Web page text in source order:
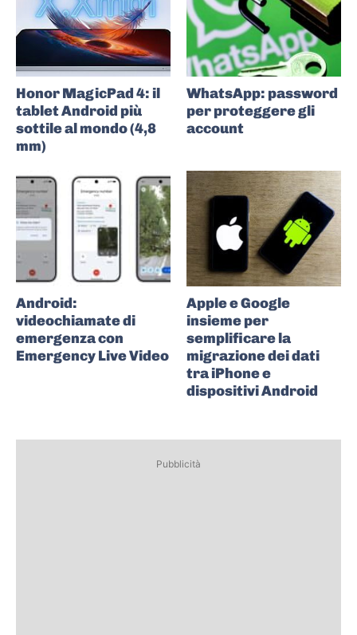
Honor MagicPad 4: il
tablet Android più
sottile al mondo (4,8
mm)
WhatsApp: password
per proteggere gli
account
Android:
videochiamate di
emergenza con
Emergency Live Video
Apple e Google
insieme per
semplificare la
migrazione dei dati
tra iPhone e
dispositivi Android
Pubblicità